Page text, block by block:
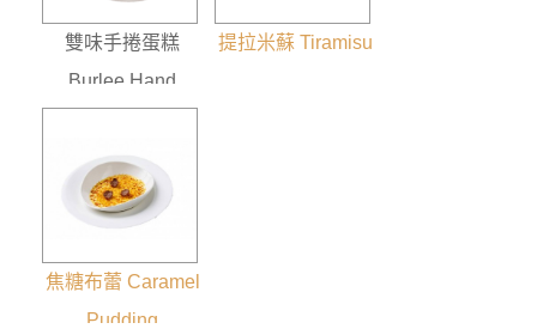
雙味手捲蛋糕
Burlee Hand
提拉米蘇 Tiramisu
焦糖布蕾 Caramel
Pudding